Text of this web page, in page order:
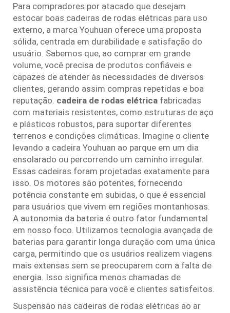
Para compradores por atacado que desejam
estocar boas cadeiras de rodas elétricas para uso
externo, a marca Youhuan oferece uma proposta
sólida, centrada em durabilidade e satisfação do
usuário. Sabemos que, ao comprar em grande
volume, você precisa de produtos confiáveis e
capazes de atender às necessidades de diversos
clientes, gerando assim compras repetidas e boa
reputação. cadeira de rodas elétrica fabricadas
com materiais resistentes, como estruturas de aço
e plásticos robustos, para suportar diferentes
terrenos e condições climáticas. Imagine o cliente
levando a cadeira Youhuan ao parque em um dia
ensolarado ou percorrendo um caminho irregular.
Essas cadeiras foram projetadas exatamente para
isso. Os motores são potentes, fornecendo
potência constante em subidas, o que é essencial
para usuários que vivem em regiões montanhosas.
A autonomia da bateria é outro fator fundamental
em nosso foco. Utilizamos tecnologia avançada de
baterias para garantir longa duração com uma única
carga, permitindo que os usuários realizem viagens
mais extensas sem se preocuparem com a falta de
energia. Isso significa menos chamadas de
assistência técnica para você e clientes satisfeitos.
Suspensão nas cadeiras de rodas elétricas ao ar